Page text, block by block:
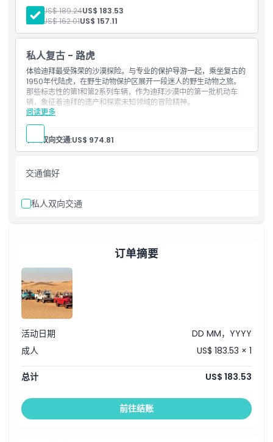
抵达迪拜沙漠保护区，领取您的探险包并佩戴Sheila／
Ghutra（传统头巾）。
乘坐敞篷复古路虎，开启迪拜沙漠保护区的野生动物驱车游。
欣赏沙丘上的日落猎鹰表演。
抵达正宗的火把光照的贝都因帐篷营地。
体验传统的纹身艺彩绘、现场面包制作、阿拉伯咖啡制作、骆驼
骑行及芳香水烟。
请注意，根据阿联酋政府当前的Covid规定，行程中的某些活
动可能不可用。
晚餐包括汤、沙拉、开胃菜、主菜和甜点。查看菜单
欣赏文化阿联酋表演，如击鼓和尤拉舞（Yola）。
成人: US$ 189.24US$ 183.53
儿童:
US$ 162.01US$ 157.11
私人复古 - 路虎
体验迪拜最受殊荣的沙漠探险。与专业的保护导游一起，乘坐复古的
1950年代陆虎，在野生动物保护区展开一段迷人的野生动物之旅。
那些标志性的第1和第2系列车辆，作为迪拜沙漠中的第一批机动车
辆，象征着迪拜的遗产和探索未知领域的冒险精神。
阅读更多
包含内容
下午2:30至4:30之间从迪拜各大酒店接载。
抵达迪拜沙漠保护区，领取您的探险包并佩戴
Sheila/Ghutra（传统头巾）。
抵达真实的火炬照明贝都因营地。
香气袭人的水烟管表演。
请注意，由于阿联酋政府现行的
晚上9:30至11:30之间返回酒店（视季节/日落时间而定）。
私人双向交通:US$ 974.81
交通偏好
私人双向交通
订单摘要
活动日期
DD MM，YYYY
成人
US$ 183.53 × 1
总计 US$ 183.53
前往结账